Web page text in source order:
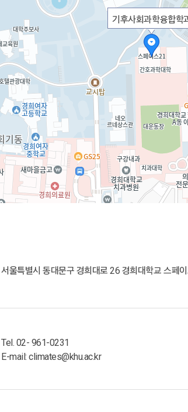
기후사회과학융합학
서울특별시 동대문구 경희대로 26 경희대학교 스페
Tel. 02- 961-0231
E-mail: climates@khu.ac.kr